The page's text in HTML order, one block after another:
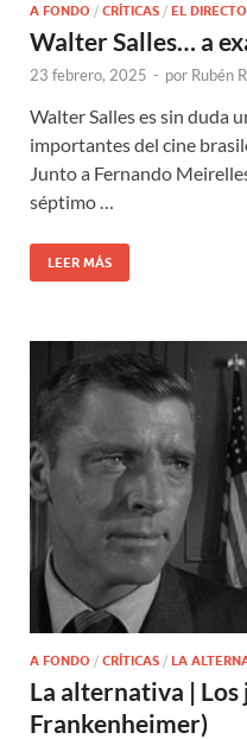
A FONDO / CRÍTICAS / EL
Walter Salles… a
23 febrero, 2025 - por Rubén
Walter Salles es sin duda
importantes del cine
Junto a Fernando
séptimo …
LEER MÁS
A FONDO / CRÍTICAS / LA
La alternativa | Los
Frankenheimer)